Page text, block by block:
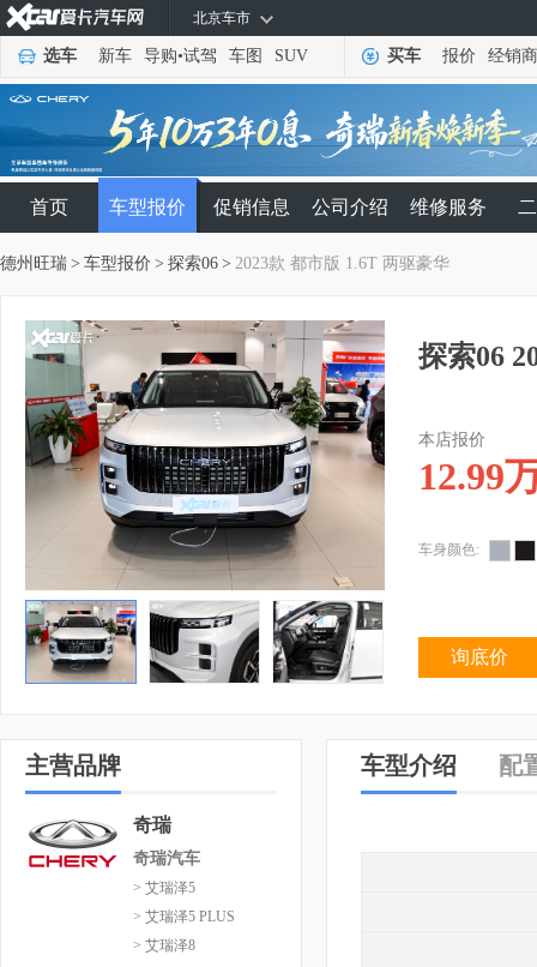
北京车市
选车 新车 导购•试驾 车图 SUV 买车 报价 经销商
首页 车型报价 促销信息 公司介绍 维修服务
德州旺瑞 > 车型报价 > 探索06 > 2023款 都市版 1.6T 两驱豪华
探索06
本店报价
12.99
车身颜色:
询底价
主营品牌
奇瑞
奇瑞汽车
> 艾瑞泽5
> 艾瑞泽5 PLUS
> 艾瑞泽8
车型介绍 配